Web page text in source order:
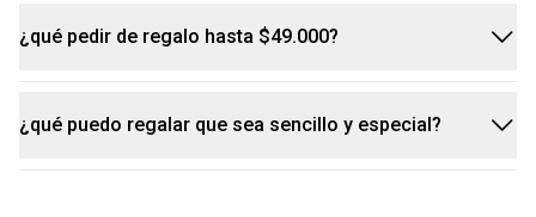
aquí es posible encontrar regalos especiales
hasta $49.000 para encantar a quien amas. descubre
cremas hidratantes, desodorantes colonia,
maquillaje y mucho más.
¿qué pedir de regalo hasta $49.000?
si estás buscando inspiración para pedir un regalo
de $49.000, aquí te van algunas ideas: labial,
¿qué puedo regalar que sea sencillo y especial?